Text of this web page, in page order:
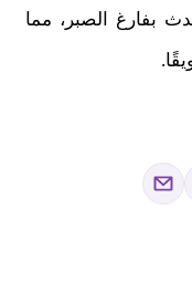
بفارغ الصبر، مما